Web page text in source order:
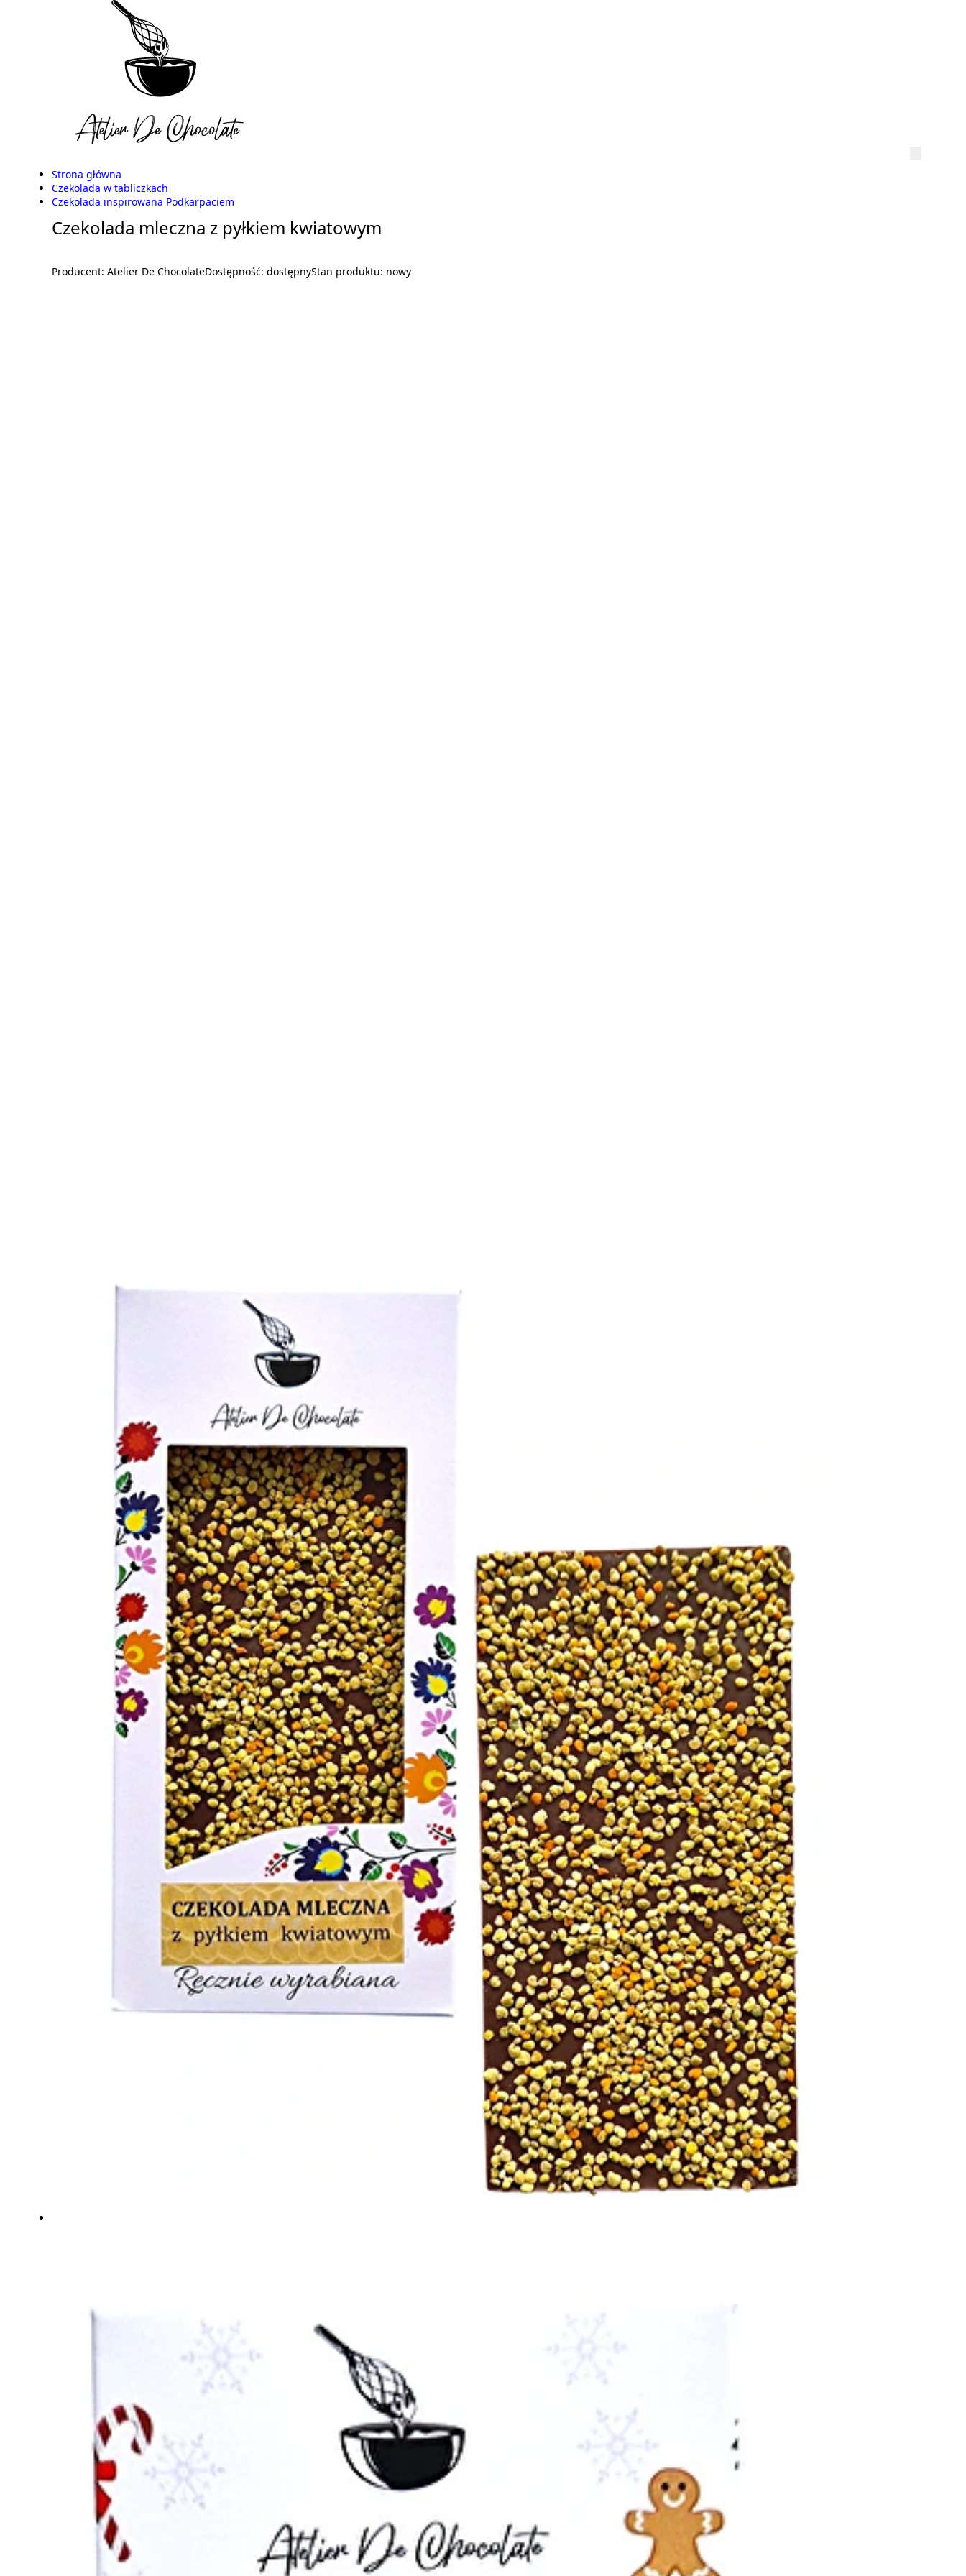
Strona główna
Czekolada w tabliczkach
Czekolada inspirowana Podkarpaciem
Czekolada mleczna z pyłkiem kwiatowym
Producent: Atelier De ChocolateDostępność: dostępnyStan produktu: nowy